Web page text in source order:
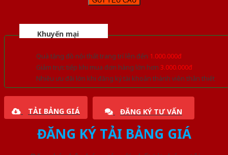
Khuyến mại
Quà tặng đồ nội thất trang trí lên đến 1.000.000đ
Giảm trực tiếp khi mua đơn hàng lớn hơn 3.000.000đ
Nhiều ưu đãi lớn khi đăng ký tài khoản thành viên thân thiết
TẢI BẢNG GIÁ ĐĂNG KÝ TƯ VẤN
ĐĂNG KÝ TẢI BẢNG GIÁ